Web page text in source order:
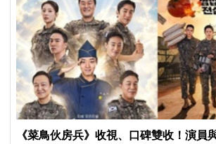
《菜鳥伙房兵》收視、口碑雙收！演員